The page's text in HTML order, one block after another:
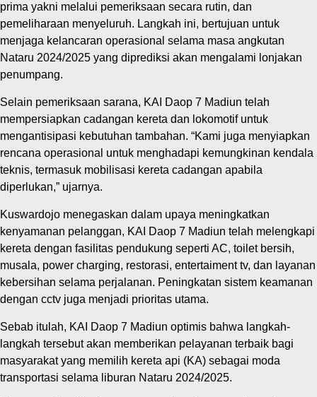
prima yakni melalui pemeriksaan secara rutin, dan
pemeliharaan menyeluruh. Langkah ini, bertujuan untuk
menjaga kelancaran operasional selama masa angkutan
Nataru 2024/2025 yang diprediksi akan mengalami lonjakan
penumpang.
Selain pemeriksaan sarana, KAI Daop 7 Madiun telah
mempersiapkan cadangan kereta dan lokomotif untuk
mengantisipasi kebutuhan tambahan. “Kami juga menyiapkan
rencana operasional untuk menghadapi kemungkinan kendala
teknis, termasuk mobilisasi kereta cadangan apabila
diperlukan,” ujarnya.
Kuswardojo menegaskan dalam upaya meningkatkan
kenyamanan pelanggan, KAI Daop 7 Madiun telah melengkapi
kereta dengan fasilitas pendukung seperti AC, toilet bersih,
musala, power charging, restorasi, entertaiment tv, dan layanan
kebersihan selama perjalanan. Peningkatan sistem keamanan
dengan cctv juga menjadi prioritas utama.
Sebab itulah, KAI Daop 7 Madiun optimis bahwa langkah-
langkah tersebut akan memberikan pelayanan terbaik bagi
masyarakat yang memilih kereta api (KA) sebagai moda
transportasi selama liburan Nataru 2024/2025.